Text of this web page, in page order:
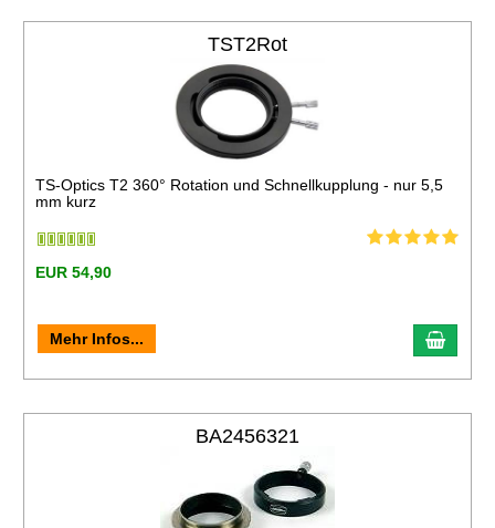
TST2Rot
TS-Optics T2 360° Rotation und Schnellkupplung - nur 5,5
mm kurz
EUR 54,90
Mehr Infos...
BA2456321